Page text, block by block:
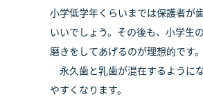
小学低学年くらいまでは保護者が
いいでしょう。その後も、小学生
磨きをしてあげるのが理想的です。
永久歯と乳歯が混在するように
やすくなります。